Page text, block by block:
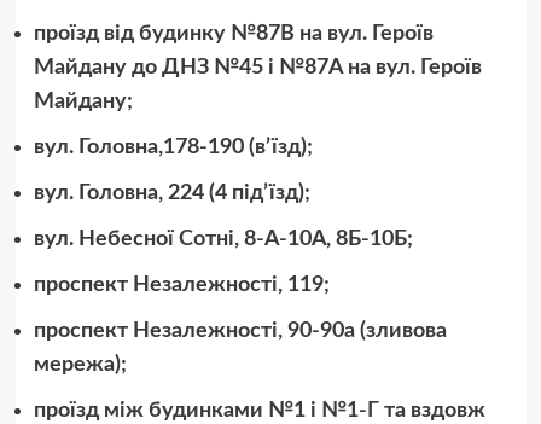
проїзд від будинку №87В на вул. Героїв
Майдану до ДНЗ №45 і №87А на вул. Героїв
Майдану;
вул. Головна,178-190 (в’їзд);
вул. Головна, 224 (4 під’їзд);
вул. Небесної Сотні, 8-А-10А, 8Б-10Б;
проспект Незалежності, 119;
проспект Незалежності, 90-90а (зливова
мережа);
проїзд між будинками №1 і №1-Г та вздовж